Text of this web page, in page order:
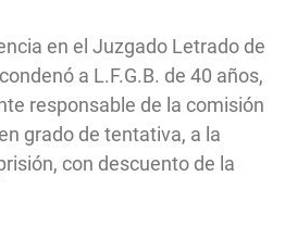
en el Juzgado Letrado de
a L.F.G.B. de 40 años,
responsable de la comisión
grado de tentativa, a la
con descuento de la